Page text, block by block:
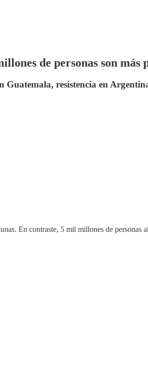
de personas son más
resistencia en
En contraste, 5 mil millones de